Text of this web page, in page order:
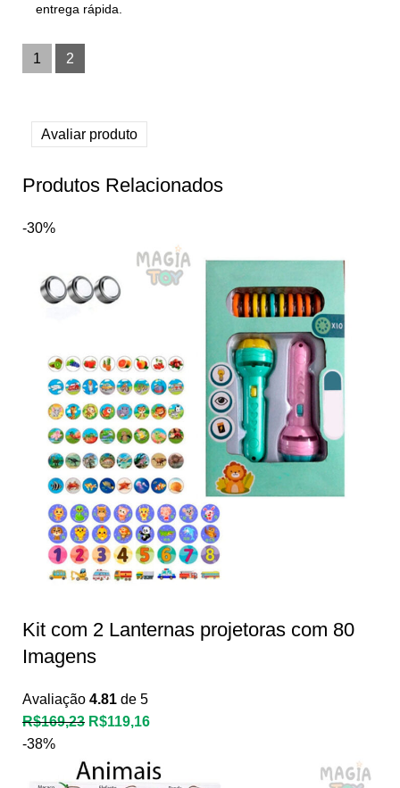
entrega rápida.
1 2
Avaliar produto
Produtos Relacionados
-30%
Kit com 2 Lanternas projetoras com 80
Imagens
Avaliação 4.81 de 5
R$169,23 R$119,16
-38%